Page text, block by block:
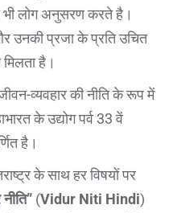
भी लोग अनुसरण करते है।
उनकी प्रजा के प्रति उचित
मिलता है।
व्यवहार की नीति के रूप में
के उद्योग पर्व 33 वें
है।
के साथ हर विषयों पर
नीति” (Vidur Niti Hindi)